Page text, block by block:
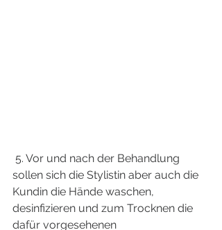
sollen sich die Stylistin aber auch die
Kundin die Hände waschen,
desinfizieren und zum Trocknen die
dafür vorgesehenen